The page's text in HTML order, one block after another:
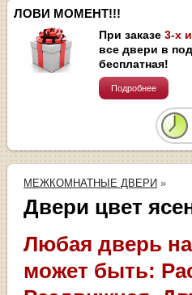
ЛОВИ МОМЕНТ!!!
При заказе3-х
все двери в
бесплатная!
Подробнее
МЕЖКОМНАТНЫЕ ДВЕРИ »
Двери цвет
Любая дверь
может быть: